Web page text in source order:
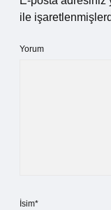
ile
Yorum
İsim*